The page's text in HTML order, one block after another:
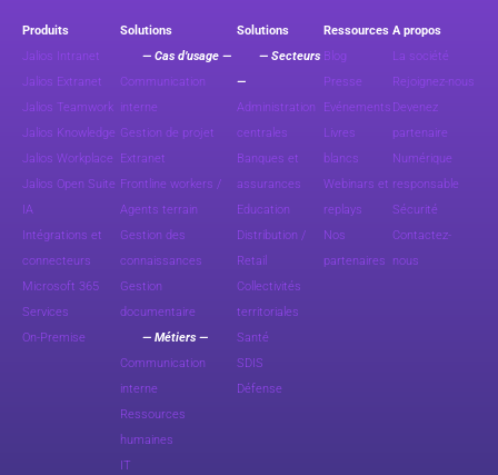
Produits
Jalios Intranet
Jalios Extranet
Jalios Teamwork
Jalios Knowledge
Jalios Workplace
Jalios Open Suite
IA
Intégrations et
connecteurs
Microsoft 365
Services
On-Premise
Solutions
— Cas d’usage —
Communication
interne
Gestion de projet
Extranet
Frontline workers /
Agents terrain
Gestion des
connaissances
Gestion
documentaire
— Métiers —
Communication
interne
Ressources
humaines
IT
Solutions
— Secteurs
—
Administration
centrales
Banques et
assurances
Education
Distribution /
Retail
Collectivités
territoriales
Santé
SDIS
Défense
Ressources
Blog
Presse
Evénements
Livres
blancs
Webinars et
replays
Nos
partenaires
A propos
La société
Rejoignez-nous
Devenez
partenaire
Numérique
responsable
Sécurité
Contactez-
nous